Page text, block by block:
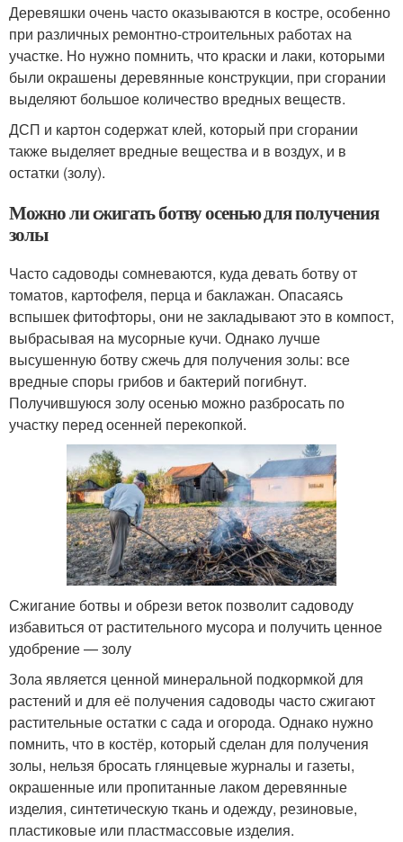
Деревяшки очень часто оказываются в костре, особенно
при различных ремонтно-строительных работах на
участке. Но нужно помнить, что краски и лаки, которыми
были окрашены деревянные конструкции, при сгорании
выделяют большое количество вредных веществ.
ДСП и картон содержат клей, который при сгорании
также выделяет вредные вещества и в воздух, и в
остатки (золу).
Можно ли сжигать ботву осенью для получения
золы
Часто садоводы сомневаются, куда девать ботву от
томатов, картофеля, перца и баклажан. Опасаясь
вспышек фитофторы, они не закладывают это в компост,
выбрасывая на мусорные кучи. Однако лучше
высушенную ботву сжечь для получения золы: все
вредные споры грибов и бактерий погибнут.
Получившуюся золу осенью можно разбросать по
участку перед осенней перекопкой.
Сжигание ботвы и обрези веток позволит садоводу
избавиться от растительного мусора и получить ценное
удобрение — золу
Зола является ценной минеральной подкормкой для
растений и для её получения садоводы часто сжигают
растительные остатки с сада и огорода. Однако нужно
помнить, что в костёр, который сделан для получения
золы, нельзя бросать глянцевые журналы и газеты,
окрашенные или пропитанные лаком деревянные
изделия, синтетическую ткань и одежду, резиновые,
пластиковые или пластмассовые изделия.